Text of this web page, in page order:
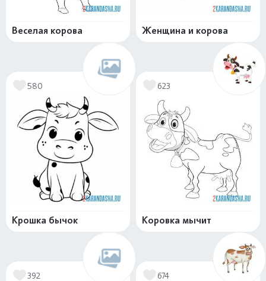
Веселая корова Женщина и корова
580
Крошка бычок
623
Коровка мычит
392 674